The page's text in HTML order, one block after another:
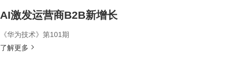
AI激发运营商B2B新增长
《华为技术》第101期
了解更多